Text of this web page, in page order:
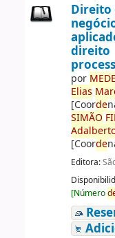
Direito
direito
por MEDE
Elias
[Coorde
SIMÃO
[Coorde
Editora:
[Número